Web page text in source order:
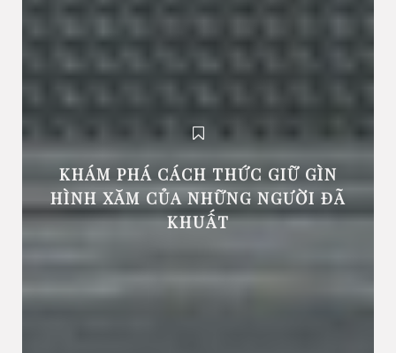
KHÁM PHÁ CÁCH THỨC GIỮ GÌN
HÌNH XĂM CỦA NHỮNG NGƯỜI ĐÃ
KHUẤT